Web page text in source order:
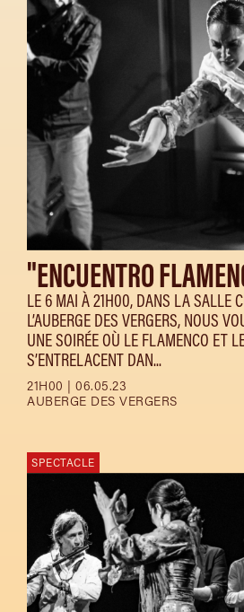
"ENCUENTRO
LE 6 MAI À 21H00, DANS LA SALLE
L’AUBERGE DES VERGERS, NOUS
UNE SOIRÉE OÙ LE FLAMENCO ET
S’ENTRELACENT DAN...
21H00 | 06.05.23
AUBERGE DES VERGERS
SPECTACLE